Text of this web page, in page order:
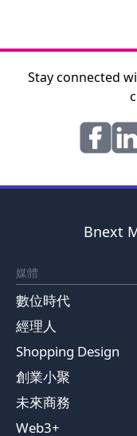
Stay connected
Bnext
媒體
數位時代
經理人
Shopping Design
創業小聚
未來商務
Web3+